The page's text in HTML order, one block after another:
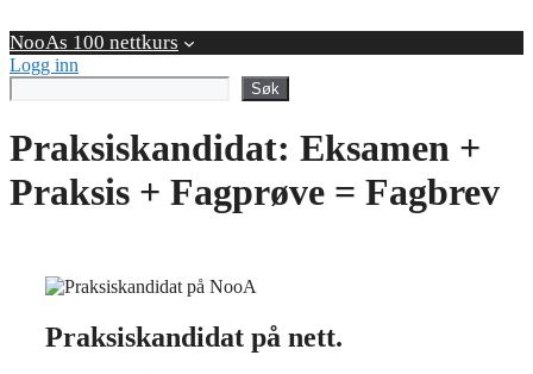
to
content
NooAs 100 nettkurs
Logg inn
Søk
Søk
Praksiskandidat: Eksamen +
Praksis + Fagprøve = Fagbrev
Praksiskandidat på nett.